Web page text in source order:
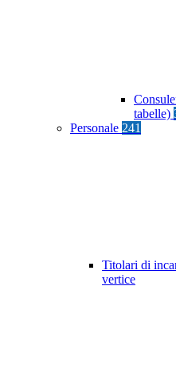
tabelle)
Personale 241
Titolari di
vertice